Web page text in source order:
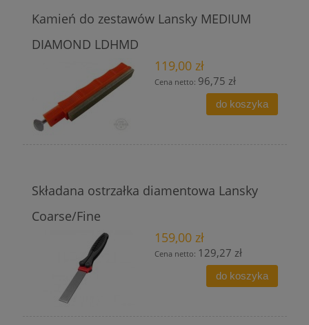
Kamień do zestawów Lansky MEDIUM
DIAMOND LDHMD
119,00 zł
Cena netto: 96,75 zł
do koszyka
Składana ostrzałka diamentowa Lansky
Coarse/Fine
159,00 zł
Cena netto: 129,27 zł
do koszyka